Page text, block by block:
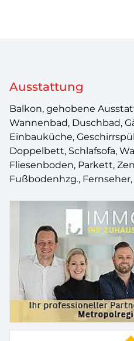
Ausstattung
Balkon, gehobene
Wannenbad, Duschbad,
Einbauküche,
Doppelbett, Schlafsofa,
Fliesenboden, Parkett,
Fußbodenhzg.,